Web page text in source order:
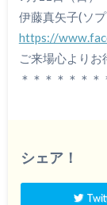
伊藤真矢子(ソ
https://
ご来場心よりお
＊＊＊＊＊＊＊
シェア！